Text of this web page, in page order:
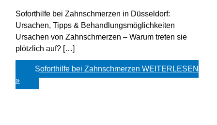
Soforthilfe bei Zahnschmerzen in Düsseldorf:
Ursachen, Tipps & Behandlungsmöglichkeiten
Ursachen von Zahnschmerzen – Warum treten sie
plötzlich auf? […]
Soforthilfe bei Zahnschmerzen WEITERLESEN
»